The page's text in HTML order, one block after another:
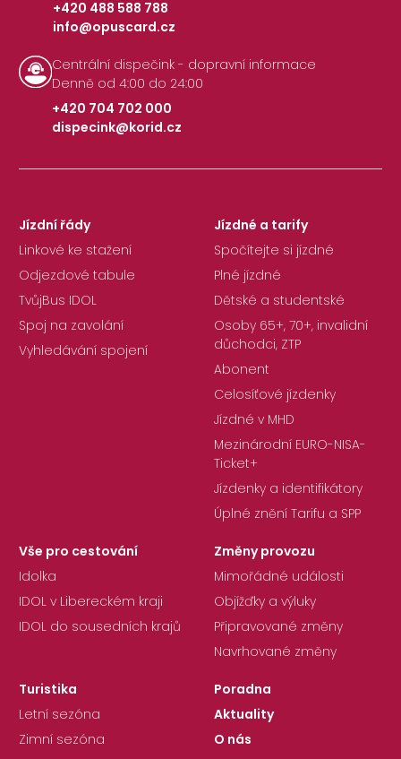
+420 488 588 788
|
info@opuscard.cz
Centrální dispečink - dopravní informace
Denně od 4:00 do 24:00
+420 704 702 000
|
dispecink@korid.cz
Jízdní řády
Linkové ke stažení
Odjezdové tabule
TvůjBus IDOL
Spoj na zavolání
Vyhledávání spojení
Jízdné a tarify
Spočítejte si jízdné
Plné jízdné
Dětské a studentské
Osoby 65+, 70+, invalidní
důchodci, ZTP
Abonent
Celosíťové jízdenky
Jízdné v MHD
Mezinárodní EURO-NISA-
Ticket+
Jízdenky a identifikátory
Úplné znění Tarifu a SPP
Vše pro cestování
Idolka
IDOL v Libereckém kraji
IDOL do sousedních krajů
Změny provozu
Mimořádné události
Objížďky a výluky
Připravované změny
Navrhované změny
Turistika
Letní sezóna
Zimní sezóna
Poradna
Aktuality
O nás